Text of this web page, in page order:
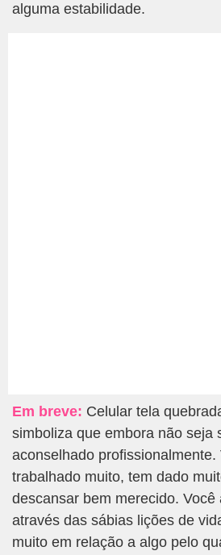
alguma estabilidade.
Em breve: Celular tela
simboliza que embora não seja
aconselhado profissionalmente.
trabalhado muito, tem dado
descansar bem merecido. Você
através das sábias lições de
muito em relação a algo pelo